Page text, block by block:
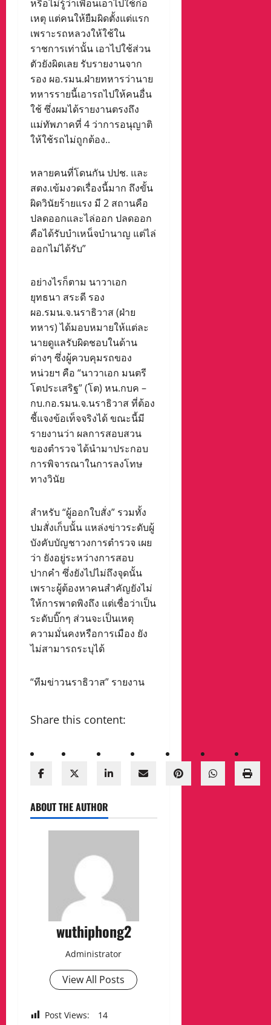
หรือไม่รู้ว่าเพื่อนเอาไปใช้ก่อ
เหตุ แต่คนให้ยืมผิดตั้งแต่แรก
เพราะรถหลวงให้ใช้ใน
ราชการเท่านั้น เอาไปใช้ส่วน
ตัวยังผิดเลย รับรายงานจาก
รอง ผอ.รมน.ฝ่ายทหารว่านาย
ทหารรายนี้เอารถไปให้คนอื่น
ใช้ ซึ่งผมได้รายงานตรงถึง
แม่ทัพภาคที่ 4 ว่าการอนุญาติ
ให้ใช้รถไม่ถูกต้อง..
หลายคนที่โดนกัน ปปช. และ
สตง.เข้มงวดเรื่องนี้มาก ถึงขั้น
ผิดวินัยร้ายแรง มี 2 สถานคือ
ปลดออกและไล่ออก ปลดออก
คือได้รับบำเหน็จบำนาญ แต่ไล่
ออกไม่ได้รับ”
อย่างไรก็ตาม นาวาเอก
ยุทธนา สระดี รอง
ผอ.รมน.จ.นราธิวาส (ฝ่าย
ทหาร) ได้มอบหมายให้แต่ละ
นายดูแลรับผิดชอบในด้าน
ต่างๆ ซึ่งผู้ควบคุมรถของ
หน่วยฯ คือ “นาวาเอก มนตรี
โตประเสริฐ” (โต) หน.กบค –
กบ.กอ.รมน.จ.นราธิวาส ที่ต้อง
ชี้แจงข้อเท็จจริงได้ ขณะนี้มี
รายงานว่า ผลการสอบสวน
ของตำรวจ ได้นำมาประกอบ
การพิจารณาในการลงโทษ
ทางวินัย
สำหรับ “ผู้ออกใบสั่ง” รวมทั้ง
ปมสั่งเก็บนั้น แหล่งข่าวระดับผู้
บังคับบัญชาวงการตำรวจ เผย
ว่า ยังอยู่ระหว่างการสอบ
ปากคำ ซึ่งยังไปไม่ถึงจุดนั้น
เพราะผู้ต้องหาคนสำคัญยังไม่
ให้การพาดพิงถึง แต่เชื่อว่าเป็น
ระดับบิ๊กๆ ส่วนจะเป็นเหตุ
ความมั่นคงหรือการเมือง ยัง
ไม่สามารถระบุได้
“ทีมข่าวนราธิวาส” รายงาน
Share this content:
ABOUT THE AUTHOR
wuthiphong2
Administrator
View All Posts
Post Views: 14